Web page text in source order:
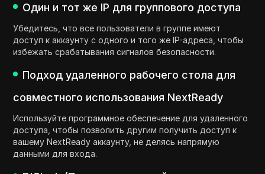
Один и тот же IP для группового доступа
Убедитесь, что все пользователи в группе имеют
доступ к аккаунту с одного и того же IP-адреса, чтобы
избежать срабатывания сигналов безопасности.
Подход удаленного рабочего стола для
совместного использования NextReady
Используйте программное обеспечение для удаленного
доступа, чтобы позволить другим получить доступ к
вашему NextReady аккаунту, не делясь напрямую
данными для входа.